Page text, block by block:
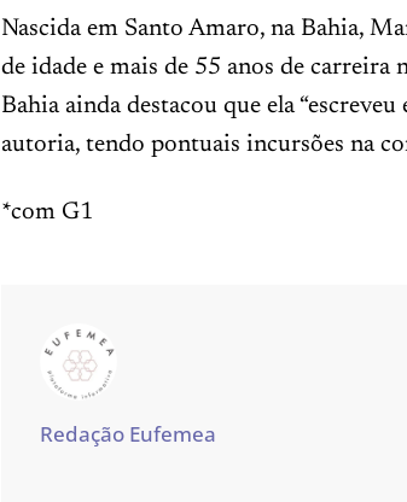
Nascida em Santo Amaro, na Bahia,
de idade e mais de 55 anos de carreira
Bahia ainda destacou que ela
autoria, tendo pontuais incursões na
*com G1
Redação Eufemea